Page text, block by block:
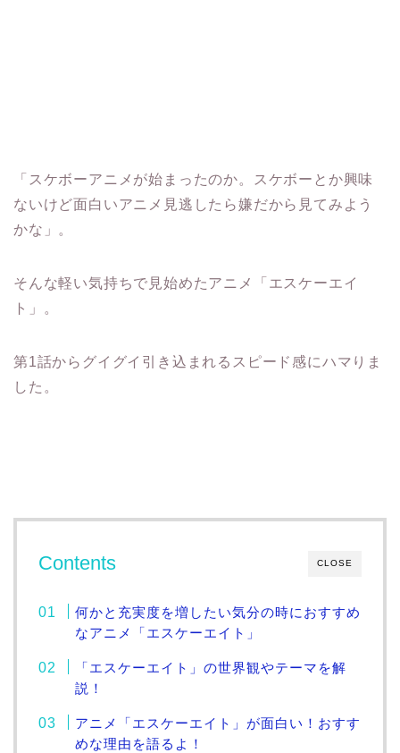
「スケボーアニメが始まったのか。スケボーとか興味
ないけど面白いアニメ見逃したら嫌だから見てみよう
かな」。
そんな軽い気持ちで見始めたアニメ「エスケーエイ
ト」。
第1話からグイグイ引き込まれるスピード感にハマりま
した。
CLOSE
Contents
何かと充実度を増したい気分の時におすすめ
なアニメ「エスケーエイト」
「エスケーエイト」の世界観やテーマを解
説！
アニメ「エスケーエイト」が面白い！おすす
めな理由を語るよ！